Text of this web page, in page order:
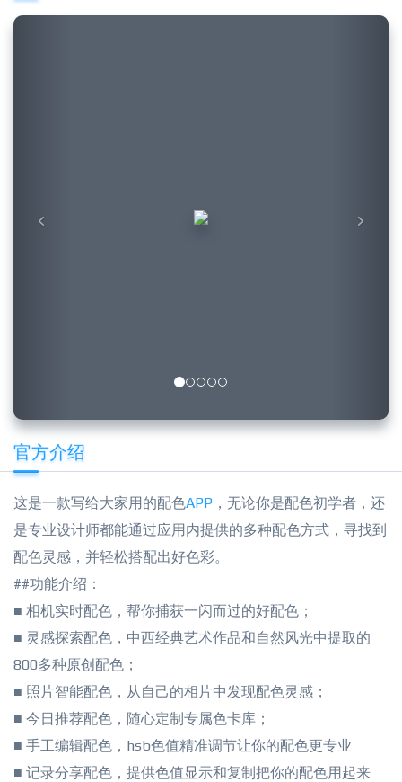
Next
官方介绍
这是一款写给大家用的配色APP ，无论你是配色初学者，还
是专业设计师都能通过应用内提供的多种配色方式，寻找到
配色灵感，并轻松搭配出好色彩。
##功能介绍：
■ 相机实时配色，帮你捕获一闪而过的好配色；
■ 灵感探索配色，中西经典艺术作品和自然风光中提取的
800多种原创配色；
■ 照片智能配色，从自己的相片中发现配色灵感；
■ 今日推荐配色，随心定制专属色卡库；
■ 手工编辑配色，hsb色值精准调节让你的配色更专业
■ 记录分享配色，提供色值显示和复制把你的配色用起来